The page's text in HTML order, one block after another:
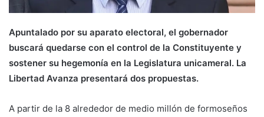
Apuntalado por su aparato electoral, el gobernador
buscará quedarse con el control de la Constituyente y
sostener su hegemonía en la Legislatura unicameral. La
Libertad Avanza presentará dos propuestas.
A partir de la 8 alrededor de medio millón de formoseños